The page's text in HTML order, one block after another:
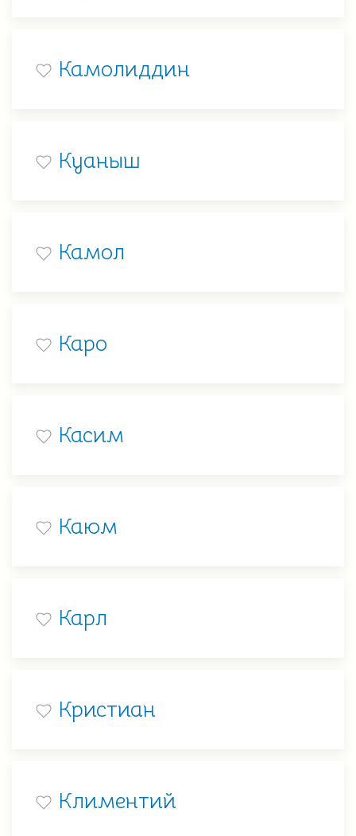
Камолиддин
Куаныш
Камол
Каро
Касим
Каюм
Карл
Кристиан
Климентий